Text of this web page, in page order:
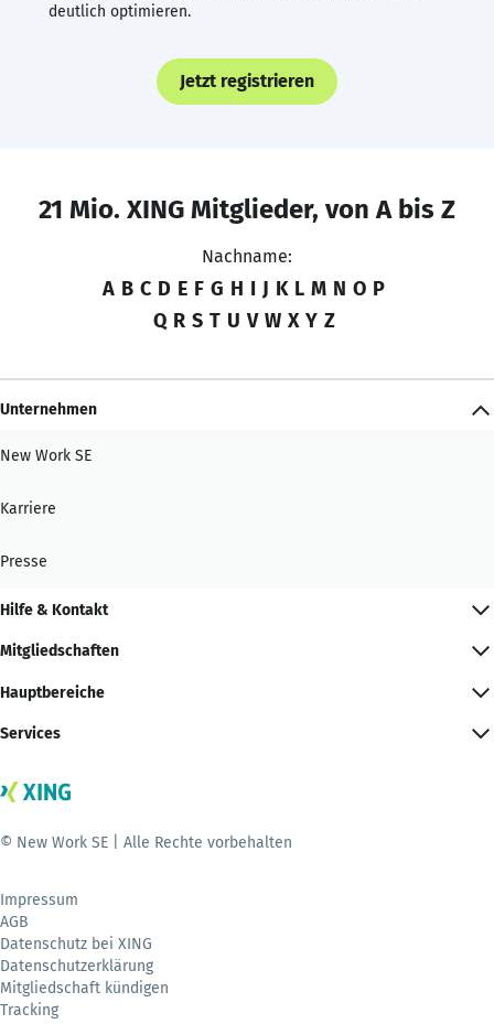
deutlich optimieren.
Jetzt registrieren
21 Mio. XING Mitglieder, von A bis Z
Nachname:
A B C D E F G H I J K L M N O P
Q R S T U V W X Y Z
Unternehmen
New Work SE
Karriere
Presse
Hilfe & Kontakt
Mitgliedschaften
Hauptbereiche
Services
© New Work SE | Alle Rechte vorbehalten
Impressum
AGB
Datenschutz bei XING
Datenschutzerklärung
Mitgliedschaft kündigen
Tracking